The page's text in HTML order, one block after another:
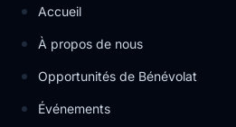
Accueil
À propos de nous
Opportunités de Bénévolat
Événements